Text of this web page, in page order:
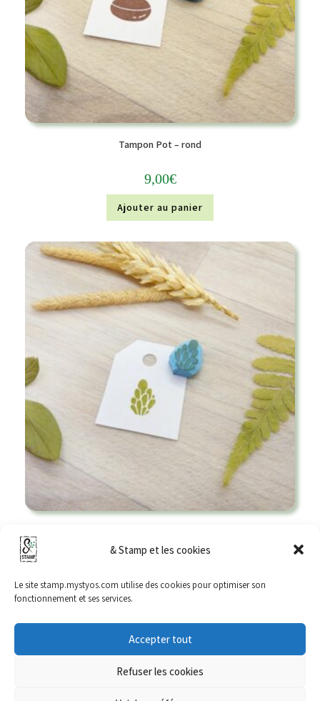
& Stamp et les cookies
Le site stamp.mystyos.com utilise des cookies pour optimiser son
fonctionnement et ses services.
Accepter tout
Refuser les cookies
Tampon Pot – rond
9,00€
Ajouter au panier
Ajouter au panier
Mentions Légales – CGV – Confidentialité